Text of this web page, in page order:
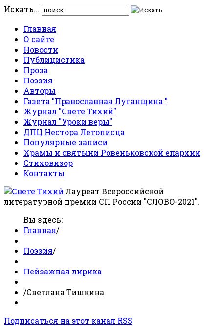
Искать...
Главная
О сайте
Новости
Публицистика
Проза
Поэзия
Авторы
Газета "Православная Луганщина "
Журнал "Свете Тихий"
Журнал "Уроки веры"
ДПЦ Нестора Летописца
Популярные записи
Храмы и святыни Ровеньковской епархии
Стиховизор
Контакты
Лауреат Всероссийской
литературной премии СП России "СЛОВО-2021".
Вы здесь:
Главная/
Поэзия/
Пейзажная лирика
/Светлана Тишкина
Подписаться на этот канал RSS